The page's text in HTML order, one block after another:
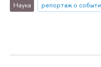
Наука репортаж о